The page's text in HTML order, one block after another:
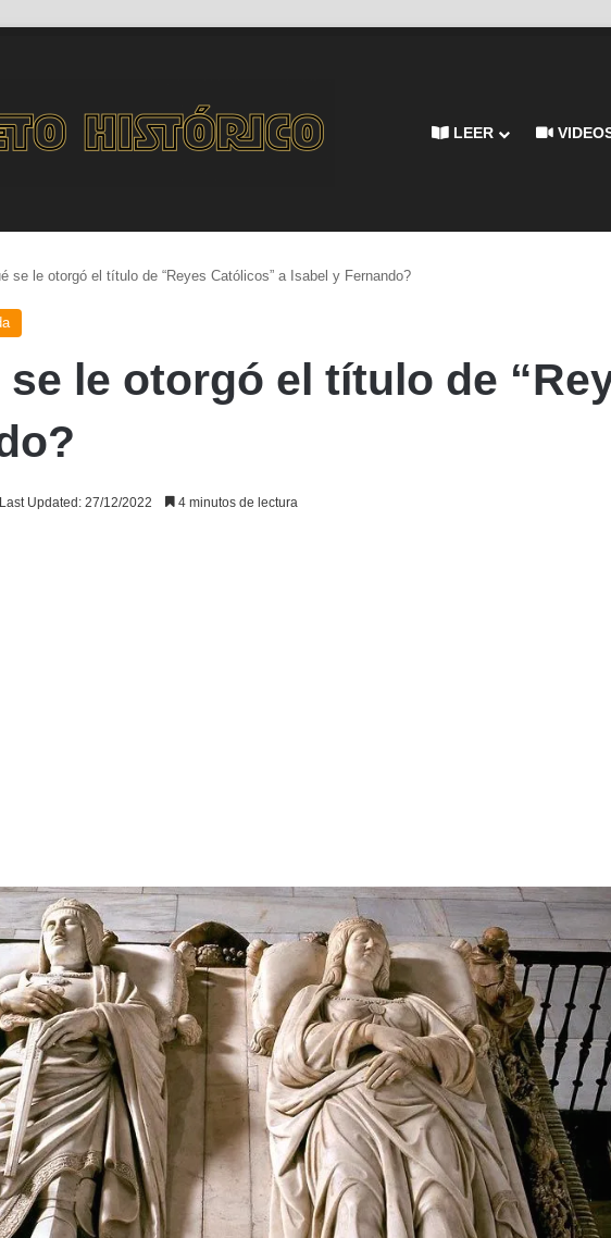
LEER
se le otorgó el título de “Reyes Católicos” a Isabel y Fernando?
se le otorgó el título de
Last Updated: 27/12/2022 4 minutos de lectura